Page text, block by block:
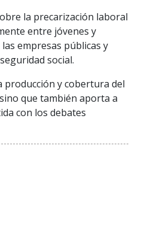
la precarización laboral
entre jóvenes y
empresas públicas y
social.
producción y cobertura del
que también aporta a
con los debates